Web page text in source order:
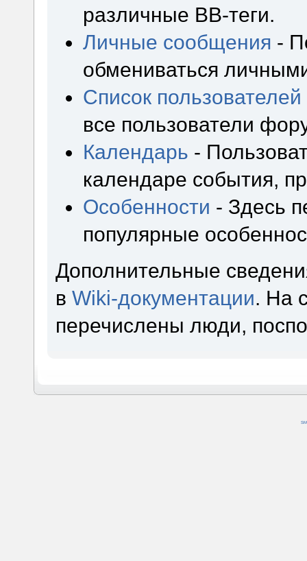
различные BB-теги.
Личные сообщения -
обмениваться
Список пользователей
все пользователи
Календарь -
календаре события,
Особенности - Здесь
популярные
Дополнительные
вWiki-документации. На
перечислены люди,